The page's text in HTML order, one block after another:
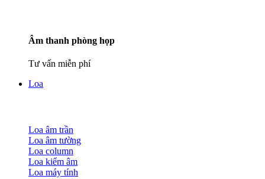
Âm thanh phòng họp
Tư vấn miễn phí
Loa
Loa âm trần
Loa âm tường
Loa column
Loa kiểm âm
Loa máy tính